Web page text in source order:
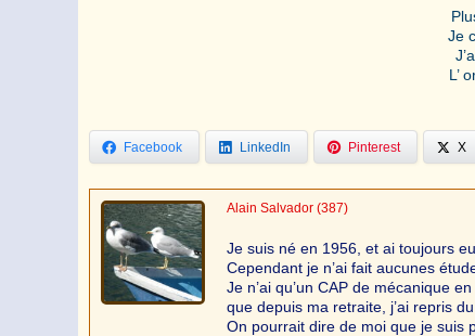
Je
L’
Facebook LinkedIn Pinterest X
Alain Salvador (387)
Je suis né en 1956, et ai toujours
Cependant je n’ai fait aucunes
Je n’ai qu’un CAP de mécanique
que depuis ma retraite, j’ai repris
On pourrait dire de moi que je suis